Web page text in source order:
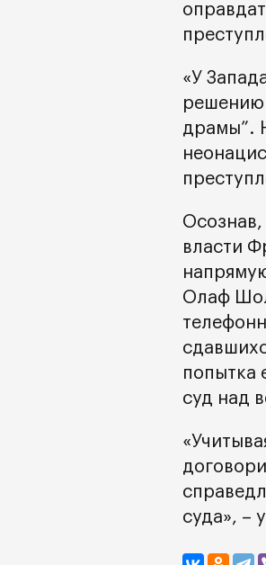
«У
решению
драмы”.
Осознав,
власти
Олаф
попытка
суд над
суда», –